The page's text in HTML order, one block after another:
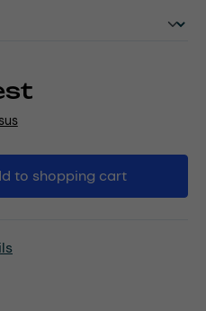
the desired
to shopping cart